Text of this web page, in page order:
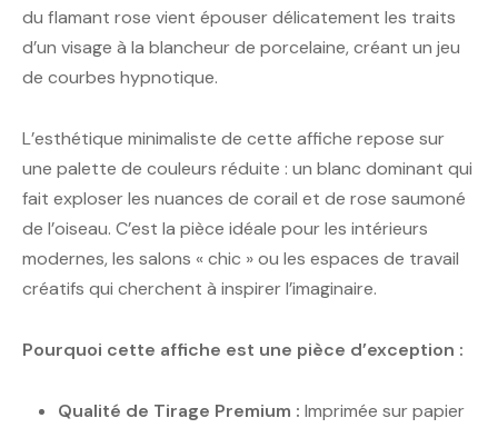
du flamant rose vient épouser délicatement les traits
d’un visage à la blancheur de porcelaine, créant un jeu
de courbes hypnotique.
L’esthétique minimaliste de cette affiche repose sur
une palette de couleurs réduite : un blanc dominant qui
fait exploser les nuances de corail et de rose saumoné
de l’oiseau. C’est la pièce idéale pour les intérieurs
modernes, les salons « chic » ou les espaces de travail
créatifs qui cherchent à inspirer l’imaginaire.
Pourquoi cette affiche est une pièce d’exception :
Qualité de Tirage Premium : Imprimée sur papier